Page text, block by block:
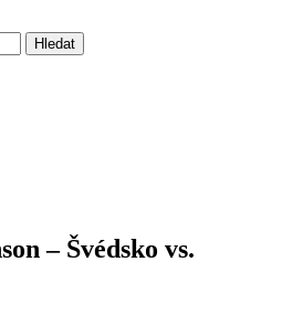
– Švédsko vs.